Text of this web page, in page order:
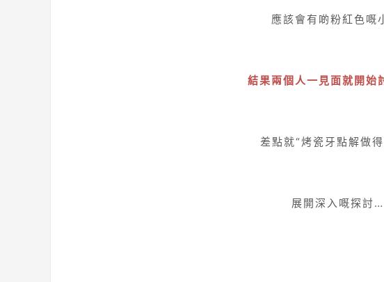
應該會有啲粉紅色嘅
結果兩個人一見面就開始
差點就“烤瓷牙點解做
展開深入嘅探討